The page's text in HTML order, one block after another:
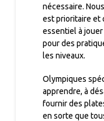
nécessaire.
est prioritaire et
essentiel à
pour des
les niveaux.
Olympiques
apprendre, à
fournir des
en sorte que